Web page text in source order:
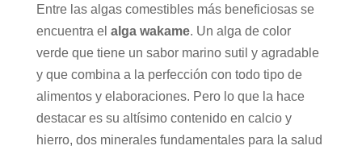
Entre las algas comestibles más beneficiosas se
encuentra el alga wakame. Un alga de color
verde que tiene un sabor marino sutil y agradable
y que combina a la perfección con todo tipo de
alimentos y elaboraciones. Pero lo que la hace
destacar es su altísimo contenido en calcio y
hierro, dos minerales fundamentales para la salud